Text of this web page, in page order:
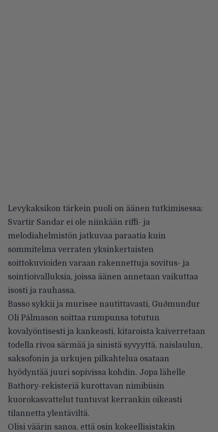
Levykaksikon tärkein puoli on äänen tutkimisessa:
Svartir Sandar ei ole niinkään riffi- ja
melodiahelmistön jatkuvaa paraatia kuin
sommitelma verraten yksinkertaisten
soittokuvioiden varaan rakennettuja sovitus- ja
sointioivalluksia, joissa äänen annetaan vaikuttaa
isosti ja rauhassa.
Basso sykkii ja murisee nautittavasti, Guðmundur
Oli Pálmason soittaa rumpunsa totutun
kovalyöntisesti ja kankeasti, kitaroista kaiverretaan
todella rivoa särmää ja sinistä syvyyttä, naislaulun,
saksofonin ja urkujen pilkahtelua osataan
hyödyntää juuri sopivissa kohdin. Jopa lähelle
Bathory-rekisteriä kurottavan nimibiisin
kuorokasvattelut tuntuvat kerrankin oikeasti
tilannetta ylentäviltä.
Olisi väärin sanoa, että osin kokeellisistakin